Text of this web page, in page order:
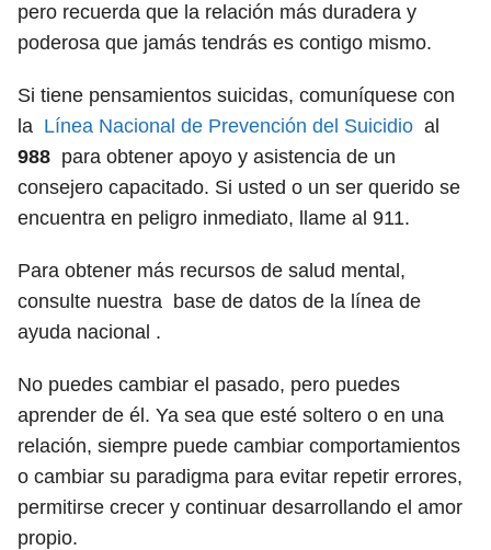
pero recuerda que la relación más duradera y
poderosa que jamás tendrás es contigo mismo.
Si tiene pensamientos suicidas, comuníquese con
la Línea Nacional de Prevención del Suicidio al
988 para obtener apoyo y asistencia de un
consejero capacitado. Si usted o un ser querido se
encuentra en peligro inmediato, llame al 911.
Para obtener más recursos de salud mental,
consulte nuestra base de datos de la línea de
ayuda nacional .
No puedes cambiar el pasado, pero puedes
aprender de él. Ya sea que esté soltero o en una
relación, siempre puede cambiar comportamientos
o cambiar su paradigma para evitar repetir errores,
permitirse crecer y continuar desarrollando el amor
propio.